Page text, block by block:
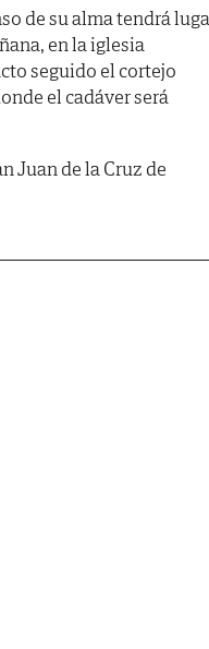
de su alma tendrá
en la iglesia
seguido el cortejo
el cadáver será
Juan de la Cruz de